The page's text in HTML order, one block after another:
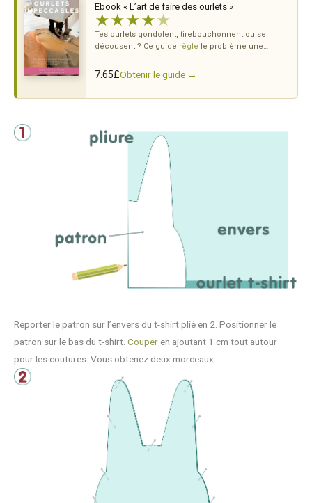
Ebook « L’art de faire des ourlets »
★★★★★
Tes ourlets gondolent, tirebouchonnent ou se
décousent ? Ce guide règle le problème une
machines.
7.65£Obtenir le guide →
Reporter le patron sur l’envers du t-shirt plié en 2. Positionner le
patron sur le bas du t-shirt. Couper en ajoutant 1 cm tout autour
pour les coutures. Vous obtenez deux morceaux.